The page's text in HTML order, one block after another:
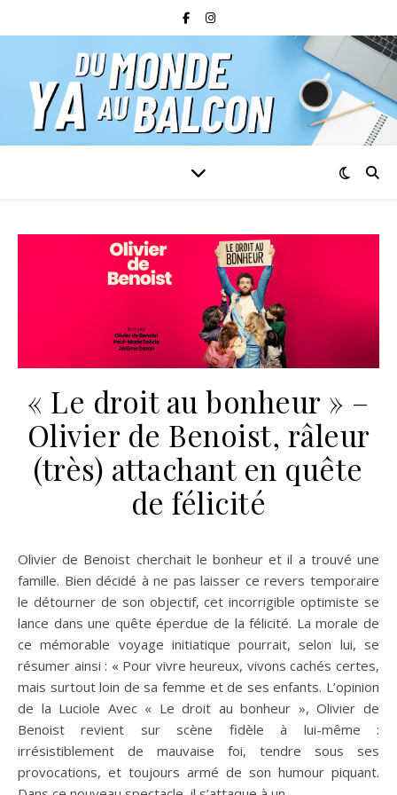
« Le droit au bonheur » –
Olivier de Benoist, râleur
(très) attachant en quête
de félicité
Olivier de Benoist cherchait le bonheur et il a trouvé une
famille. Bien décidé à ne pas laisser ce revers temporaire
le détourner de son objectif, cet incorrigible optimiste se
lance dans une quête éperdue de la félicité. La morale de
ce mémorable voyage initiatique pourrait, selon lui, se
résumer ainsi : « Pour vivre heureux, vivons cachés certes,
mais surtout loin de sa femme et de ses enfants. L’opinion
de la Luciole Avec « Le droit au bonheur », Olivier de
Benoist revient sur scène fidèle à lui-même :
irrésistiblement de mauvaise foi, tendre sous ses
provocations, et toujours armé de son humour piquant.